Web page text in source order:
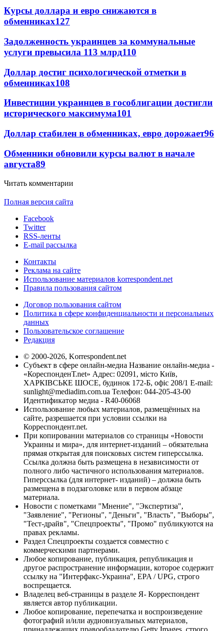
Курсы доллара и евро снижаются в
обменниках127
Задолженность украинцев за коммунальные
услуги превысила 113 млрд110
Доллар достиг психологической отметки в
обменниках108
Инвестиции украинцев в гособлигации достигли
исторического максимума101
Доллар стабилен в обменниках, евро дорожает96
Обменники обновили курсы валют в начале
августа89
Читать комментарии
Полная версия сайта
Facebook
Twitter
RSS-ленты
E-mail рассылка
Контакты
Реклама на сайте
Использование материалов korrespondent.net
Правила пользования сайтом
Договор пользования сайтом
Политика в сфере конфиденциальности и персональных
данных
Пользовательское соглашение
Редакция
© 2000-2026, Korrespondent.net
Субъект в сфере онлайн-медиа Название онлайн-медиа -
«КореспонденТ.net» Адрес: 02091, місто Київ,
ХАРКІВСЬКЕ ШОСЕ, будинок 172-Б, офіс 208/1 E-mail:
sunlight@mediadim.com.ua Телефон: 044-205-43-00
Идентификатор медиа - R40-06068
Использование любых материалов, размещённых на
сайте, разрешается при условии ссылки на
Корреспондент.net.
При копировании материалов со страницы «Новости
Украины и мира», для интернет-изданий – обязательна
прямая открытая для поисковых систем гиперссылка.
Ссылка должна быть размещена в независимости от
полного либо частичного использования материалов.
Гиперссылка (для интернет- изданий) – должна быть
размещена в подзаголовке или в первом абзаце
материала.
Новости с пометками "Мнение", "Экспертиза",
"Заявление", "Регионы", "Деньги", "Власть", "Выборы",
"Тест-драйв", "Спецпроекты", "Промо" публикуются на
правах рекламы.
Раздел Спецпроекты создается совместно с
коммерческими партнерами.
Любое копирование, публикация, републикация и
другое распространение информации, которое содержит
ссылку на "Интерфакс-Украина", EPA / UPG, строго
воспрещается.
Владелец веб-страницы в разделе Я- Корреспондент
является автор публикации.
Любое копирование, перепечатка и воспроизведение
фотографий и/или аудиовизуальных материалов,
принадлежащих правообладателю Getty Images, строго